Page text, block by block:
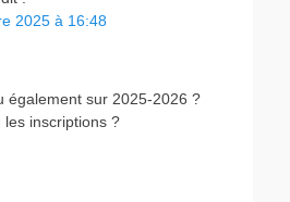
2025 à 16:48
également sur 2025-2026 ?
inscriptions ?